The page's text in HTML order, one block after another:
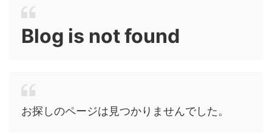
Blog is not found
お探しのページは見つかりませんでした。